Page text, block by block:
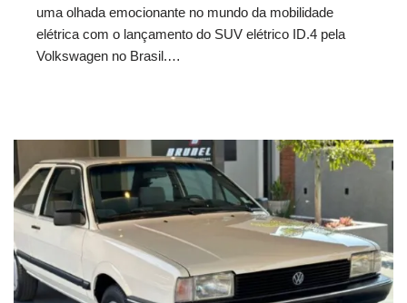
uma olhada emocionante no mundo da mobilidade
elétrica com o lançamento do SUV elétrico ID.4 pela
Volkswagen no Brasil.…